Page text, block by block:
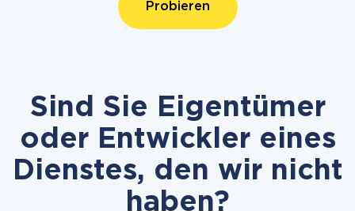
Probieren
Sind Sie Eigentümer
oder Entwickler eines
Dienstes, den wir nicht
haben?